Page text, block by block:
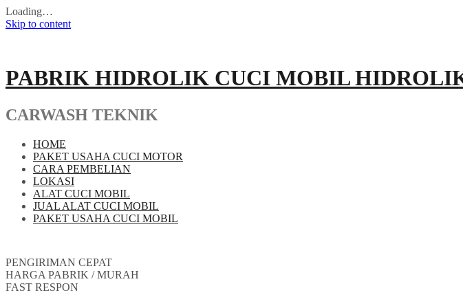
Loading…
Skip to content
PABRIK HIDROLIK CUCI MOBIL
CARWASH TEKNIK
HOME
PAKET USAHA CUCI MOTOR
CARA PEMBELIAN
LOKASI
ALAT CUCI MOBIL
JUAL ALAT CUCI MOBIL
PAKET USAHA CUCI MOBIL
PENGIRIMAN CEPAT
HARGA PABRIK / MURAH
FAST RESPON